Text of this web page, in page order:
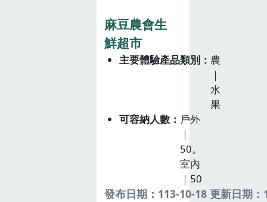
麻豆農會生
鮮超市
主要體驗產品類別
農
｜
水
果
可容納人數
戶外
｜
50。
室內
｜50
發布日期：113-10-18 更新日期